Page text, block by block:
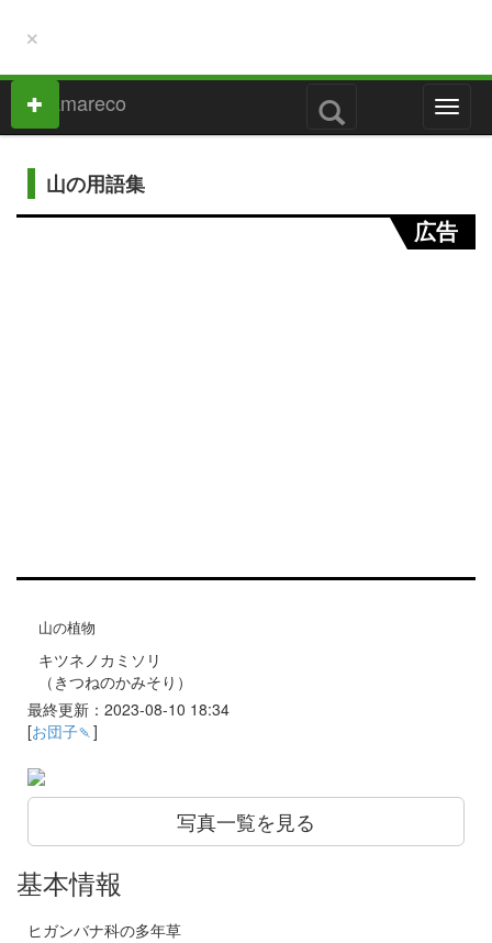
×
M
e
山の用語集
広告
山の植物
キツネノカミソリ
（きつねのかみそり）
最終更新：2023-08-10 18:34
[お団子🍡]
写真一覧を見る
基本情報
ヒガンバナ科の多年草